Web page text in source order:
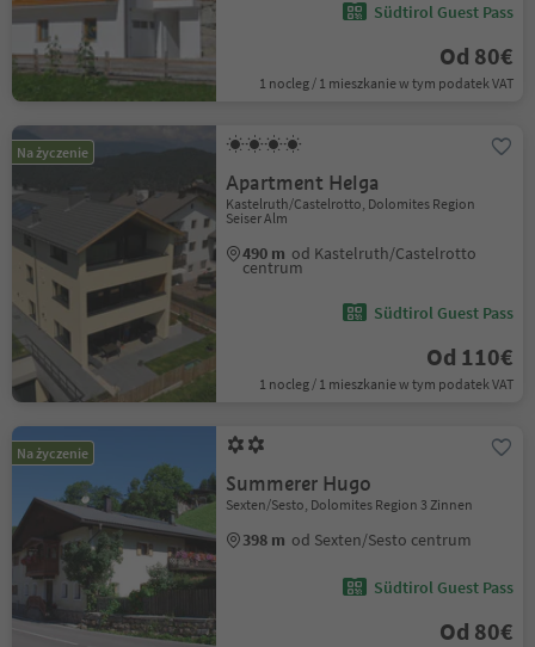
Südtirol Guest Pass
Od 80€
1 nocleg / 1 mieszkanie w tym podatek VAT
Na życzenie
Apartment Helga
Kastelruth/Castelrotto, Dolomites Region
Seiser Alm
490 m od Kastelruth/Castelrotto
centrum
Südtirol Guest Pass
Od 110€
1 nocleg / 1 mieszkanie w tym podatek VAT
Na życzenie
Summerer Hugo
Sexten/Sesto, Dolomites Region 3 Zinnen
398 m od Sexten/Sesto centrum
Südtirol Guest Pass
Od 80€